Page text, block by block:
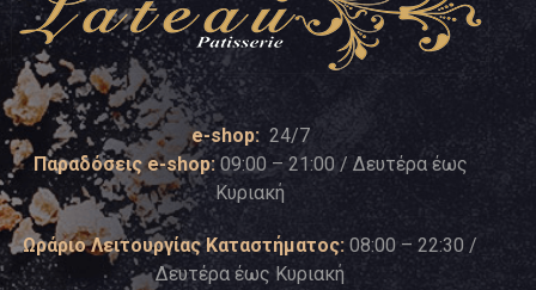
e-shop: 24/7
Παραδόσεις e-shop:09:00 – 21:00 / Δευτέρα έως
Κυριακή
Ωράριο Λειτουργίας Καταστήματος: 08:00 – 22:30 /
Δευτέρα έως Κυριακή